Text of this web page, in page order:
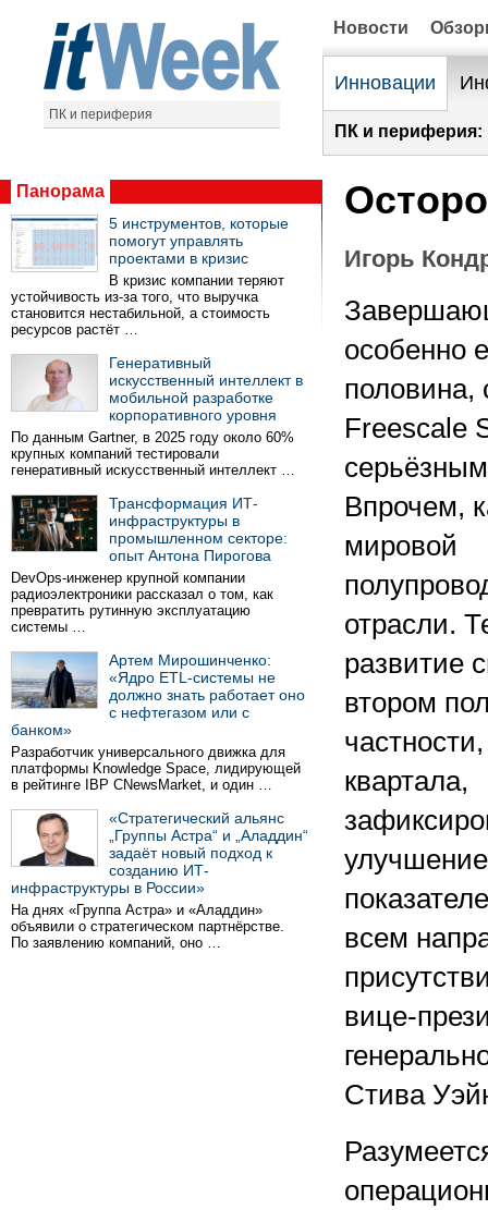
ПК и периферия
Новости
Инновации
ПК и периферия:
Панорама
5 инструментов, которые
помогут управлять
проектами в кризис
В кризис компании теряют
устойчивость из-за того, что выручка
становится нестабильной, а стоимость
ресурсов растёт …
Генеративный
искусственный интеллект в
мобильной разработке
корпоративного уровня
По данным Gartner, в 2025 году около 60%
крупных компаний тестировали
генеративный искусственный интеллект …
Трансформация ИТ-
инфраструктуры в
промышленном секторе:
опыт Антона Пирогова
DevOps-инженер крупной компании
радиоэлектроники рассказал о том, как
превратить рутинную эксплуатацию
системы …
Артем Мирошинченко:
«Ядро ETL-системы не
должно знать работает оно
с нефтегазом или с
банком»
Разработчик универсального движка для
платформы Knowledge Space, лидирующей
в рейтинге IBP CNewsMarket, и один …
«Стратегический альянс
„Группы Астра“ и „Аладдин“
задаёт новый подход к
созданию ИТ-
инфраструктуры в России»
На днях «Группа Астра» и «Аладдин»
объявили о стратегическом партнёрстве.
По заявлению компаний, оно …
Игорь
особенно
половина,
Freescale
Впрочем,
мировой
отрасли.
развитие
втором
квартала,
всем
вице-
Стива